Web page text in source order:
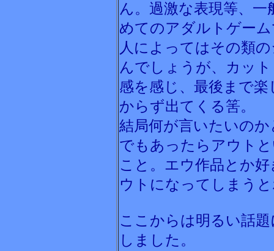
ん。過激な表現等、
めてのアダルトゲー
人によってはその類
んでしょうが、カッ
感を感じ、最後まで
からず出てくる筈。
結局何が言いたいの
でもあったらアウト
こと。エウ作品とか
ウトになってしまう
ここからは明るい話
しました。